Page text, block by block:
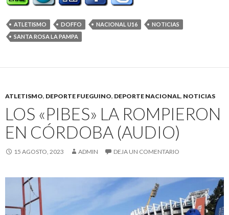
ATLETISMO DOFFO NACIONAL U16
NOTICIAS
SANTA ROSA LA PAMPA
ATLETISMO, DEPORTE FUEGUINO, DEPORTE NACIONAL, NOTICIAS
LOS «PIBES» LA ROMPIERON
EN CÓRDOBA (AUDIO)
15 AGOSTO, 2023 ADMIN DEJA UN COMENTARIO